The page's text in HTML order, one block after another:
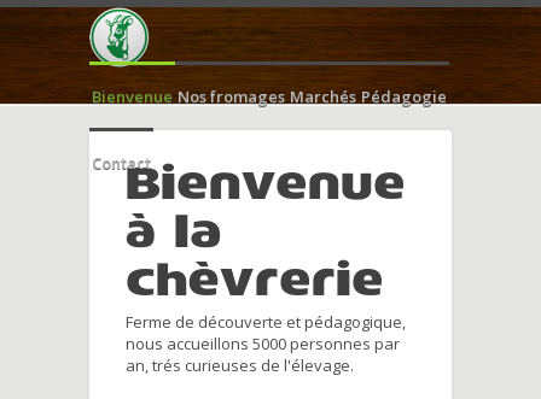
Bienvenue Nos fromages Marchés Pédagogie
ContactBienvenue
à la
chèvrerie
Ferme de découverte et pédagogique,
nous accueillons 5000 personnes par
an, trés curieuses de l'élevage.